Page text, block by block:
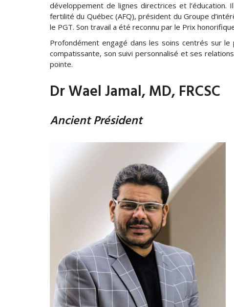
développement de lignes directrices et l’éducation.
fertilité du Québec (AFQ), président du Groupe
le PGT. Son travail a été reconnu par le Prix
Profondément engagé dans les soins centrés sur
compatissante, son suivi personnalisé et ses
pointe.
Dr Wael Jamal, MD, FRCSC
Ancient Président